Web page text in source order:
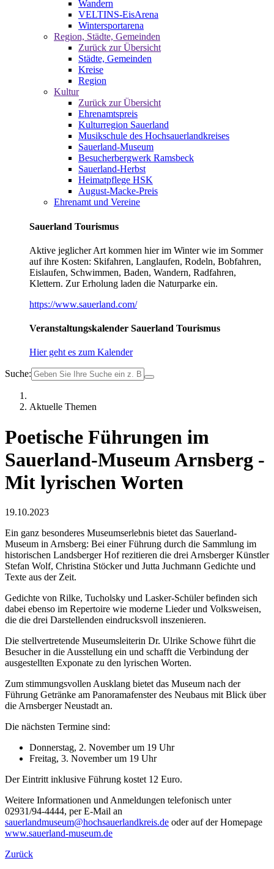
Wandern
VELTINS-EisArena
Wintersportarena
Region, Städte, Gemeinden
Zurück zur Übersicht
Städte, Gemeinden
Kreise
Region
Kultur
Zurück zur Übersicht
Ehrenamtspreis
Kulturregion Sauerland
Musikschule des Hochsauerlandkreises
Sauerland-Museum
Besucherbergwerk Ramsbeck
Sauerland-Herbst
Heimatpflege HSK
August-Macke-Preis
Ehrenamt und Vereine
Sauerland Tourismus
Aktive jeglicher Art kommen hier im Winter wie im Sommer
auf ihre Kosten: Skifahren, Langlaufen, Rodeln, Bobfahren,
Eislaufen, Schwimmen, Baden, Wandern, Radfahren,
Klettern. Zur Erholung laden die Naturparke ein.
https://www.sauerland.com/
Veranstaltungskalender Sauerland Tourismus
Hier geht es zum Kalender
Suche:
Aktuelle Themen
Poetische Führungen im
Sauerland-Museum Arnsberg -
Mit lyrischen Worten
19.10.2023
Ein ganz besonderes Museumserlebnis bietet das Sauerland-
Museum in Arnsberg: Bei einer Führung durch die Sammlung im
historischen Landsberger Hof rezitieren die drei Arnsberger Künstler
Stefan Wolf, Christina Stöcker und Jutta Juchmann Gedichte und
Texte aus der Zeit.
Gedichte von Rilke, Tucholsky und Lasker-Schüler befinden sich
dabei ebenso im Repertoire wie moderne Lieder und Volksweisen,
die die drei Darstellenden eindrucksvoll inszenieren.
Die stellvertretende Museumsleiterin Dr. Ulrike Schowe führt die
Besucher in die Ausstellung ein und schafft die Verbindung der
ausgestellten Exponate zu den lyrischen Worten.
Zum stimmungsvollen Ausklang bietet das Museum nach der
Führung Getränke am Panoramafenster des Neubaus mit Blick über
die Arnsberger Neustadt an.
Die nächsten Termine sind:
Donnerstag, 2. November um 19 Uhr
Freitag, 3. November um 19 Uhr
Der Eintritt inklusive Führung kostet 12 Euro.
Weitere Informationen und Anmeldungen telefonisch unter
02931/94-4444, per E-Mail an
sauerlandmuseum@hochsauerlandkreis.de oder auf der Homepage
www.sauerland-museum.de
Zurück